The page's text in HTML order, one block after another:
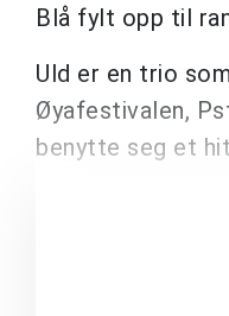
Blå fylt opp til
Uld er en trio
Øyafestivalen,
benytte seg et